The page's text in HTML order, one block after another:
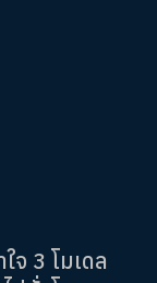
จ 3 โมเดล